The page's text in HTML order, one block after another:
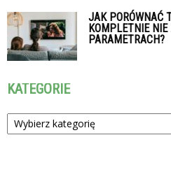
JAK PORÓWNAĆ
KOMPLETNIE
PARAMETRACH?
KATEGORIE
Kategorie